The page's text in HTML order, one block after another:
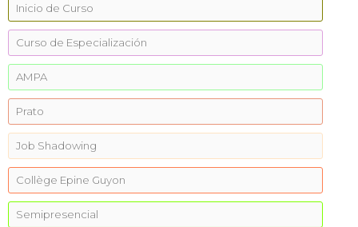
Inicio de Curso
Curso de Especialización
AMPA
Prato
Job Shadowing
Collège Epine Guyon
Semipresencial